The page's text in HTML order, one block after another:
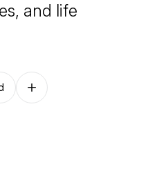
and life
Follow on other platforms